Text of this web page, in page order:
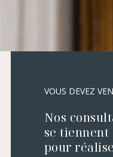
VOUS DEVEZ
Nos
se
pour